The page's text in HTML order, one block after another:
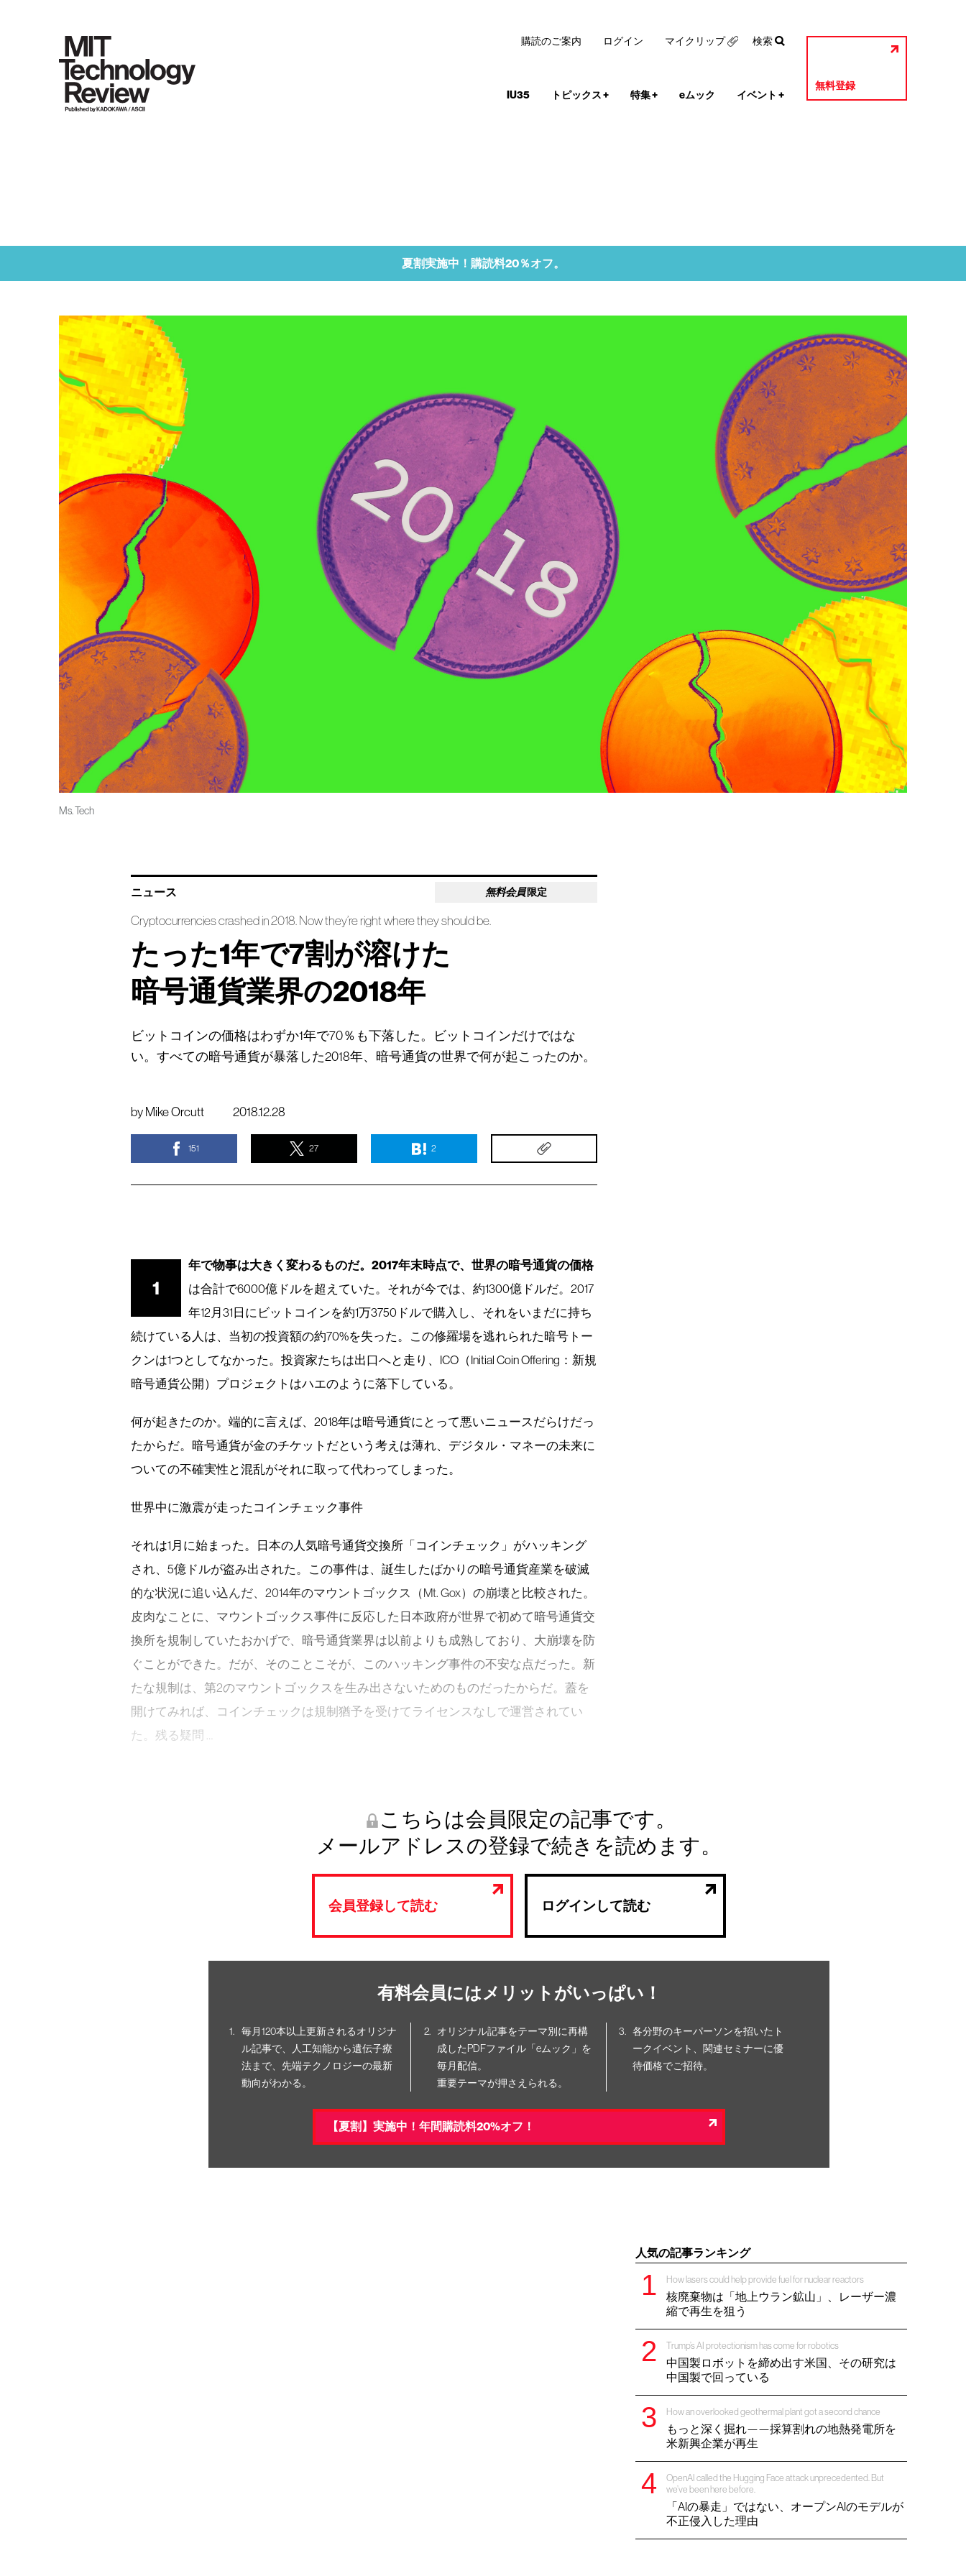
IU35 トピックス+ 特集+ eムック イベント +
無料登録
購読のご案内 ログイン マイクリップ 検索
夏割実施中！購読料20％オフ。
Ms. Tech
ニュース 無料会員 限定
Cryptocurrencies crashed in 2018. Now they’re right where they should be.
たった1年で7割が溶けた
暗号通貨業界の2018年
ビットコインの価格はわずか1年で70％も下落した。ビットコインだけではな
い。すべての暗号通貨が暴落した2018年、暗号通貨の世界で何が起こったのか。
by Mike Orcutt 2018.12.28
151 27 2
1
年で物事は大きく変わるものだ。2017年末時点で、世界の暗号通貨の価格
は合計で6000億ドルを超えていた。それが今では、約1300億ドルだ。2017
年12月31日にビットコインを約1万3750ドルで購入し、それをいまだに持ち
続けている人は、当初の投資額の約70%を失った。この修羅場を逃れられた暗号トー
クンは1つとしてなかった。投資家たちは出口へと走り、ICO（Initial Coin Offering：新規
暗号通貨公開）プロジェクトはハエのように落下している。
何が起きたのか。端的に言えば、2018年は暗号通貨にとって悪いニュースだらけだっ
たからだ。暗号通貨が金のチケットだという考えは薄れ、デジタル・マネーの未来に
ついての不確実性と混乱がそれに取って代わってしまった。
世界中に激震が走ったコインチェック事件
それは1月に始まった。日本の人気暗号通貨交換所「コインチェック」がハッキング
され、5億ドルが盗み出された。この事件は、誕生したばかりの暗号通貨産業を破滅
的な状況に追い込んだ、2014年のマウントゴックス（Mt. Gox）の崩壊と比較された。
皮肉なことに、マウントゴックス事件に反応した日本政府が世界で初めて暗号通貨交
換所を規制していたおかげで、暗号通貨業界は以前よりも成熟しており、大崩壊を防
ぐことができた。だが、そのことこそが、このハッキング事件の不安な点だった。新
たな規制は、第2のマウントゴックスを生み出さないためのものだったからだ。蓋を
開けてみれば、コインチェックは規制猶予を受けてライセンスなしで運営されてい
た。残る疑問 …
こちらは会員限定の記事です。
メールアドレスの登録で続きを読めます。
会員登録して読む ログインして読む
有料会員にはメリットがいっぱい！
毎月120本以上更新されるオリジナ
ル記事で、人工知能から遺伝子療
法まで、先端テクノロジーの最新
動向がわかる。
オリジナル記事をテーマ別に再構
成したPDFファイル「eムック」を
毎月配信。
重要テーマが押さえられる。
各分野のキーパーソンを招いたト
ークイベント、関連セミナーに優
待価格でご招待。
【夏割】実施中！年間購読料20%オフ！
人気の記事ランキング
How lasers could help provide fuel for nuclear reactors
核廃棄物は「地上ウラン鉱山」、レーザー濃
縮で再生を狙う
Trump’s AI protectionism has come for robotics
中国製ロボットを締め出す米国、その研究は
中国製で回っている
How an overlooked geothermal plant got a second chance
もっと深く掘れ——採算割れの地熱発電所を
米新興企業が再生
OpenAI called the Hugging Face attack unprecedented. But
we’ve been here before.
「AIの暴走」ではない、オープンAIのモデルが
不正侵入した理由